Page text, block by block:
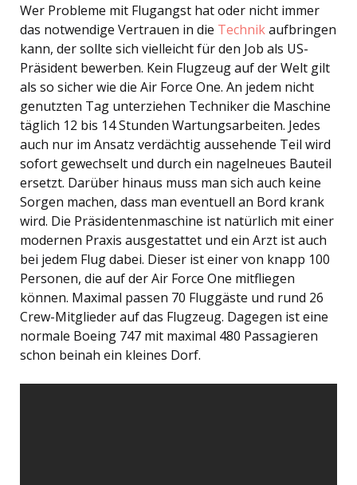
Wer Probleme mit Flugangst hat oder nicht immer
das notwendige Vertrauen in die Technikaufbringen
kann, der sollte sich vielleicht für den Job als US-
Präsident bewerben. Kein Flugzeug auf der Welt gilt
als so sicher wie die Air Force One. An jedem nicht
genutzten Tag unterziehen Techniker die Maschine
täglich 12 bis 14 Stunden Wartungsarbeiten. Jedes
auch nur im Ansatz verdächtig aussehende Teil wird
sofort gewechselt und durch ein nagelneues Bauteil
ersetzt. Darüber hinaus muss man sich auch keine
Sorgen machen, dass man eventuell an Bord krank
wird. Die Präsidentenmaschine ist natürlich mit einer
modernen Praxis ausgestattet und ein Arzt ist auch
bei jedem Flug dabei. Dieser ist einer von knapp 100
Personen, die auf der Air Force One mitfliegen
können. Maximal passen 70 Fluggäste und rund 26
Crew-Mitglieder auf das Flugzeug. Dagegen ist eine
normale Boeing 747 mit maximal 480 Passagieren
schon beinah ein kleines Dorf.